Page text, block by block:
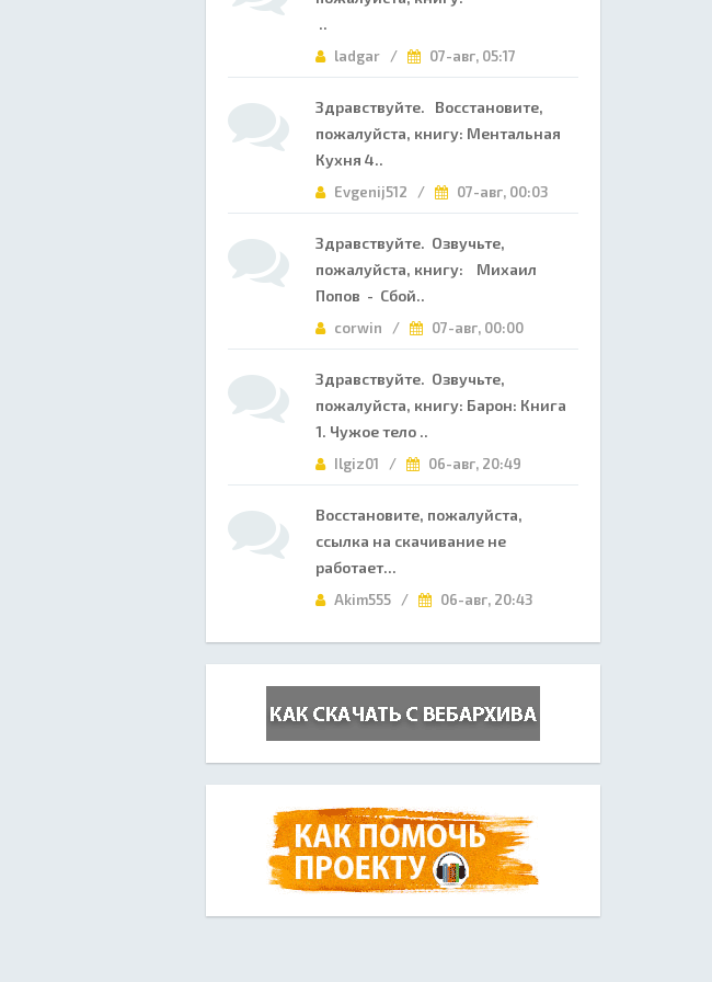
..
ladgar / 07-авг, 05:17
Здравствуйте. Восстановите,
пожалуйста, книгу: Ментальная
Кухня 4..
Evgenij512 / 07-авг, 00:03
Здравствуйте. Озвучьте,
пожалуйста, книгу: Михаил
Попов - Сбой..
corwin / 07-авг, 00:00
Здравствуйте. Озвучьте,
пожалуйста, книгу: Барон: Книга
1. Чужое тело ..
Ilgiz01 / 06-авг, 20:49
Восстановите, пожалуйста,
ссылка на скачивание не
работает...
Akim555 / 06-авг, 20:43